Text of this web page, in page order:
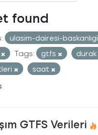
found
ulasim-dairesi-baskanligi
Tags: gtfs
durak
saat
GTFS Verileri